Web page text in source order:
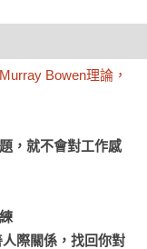
Bowen理論，
，就不會對工作感
際關係，找回你對